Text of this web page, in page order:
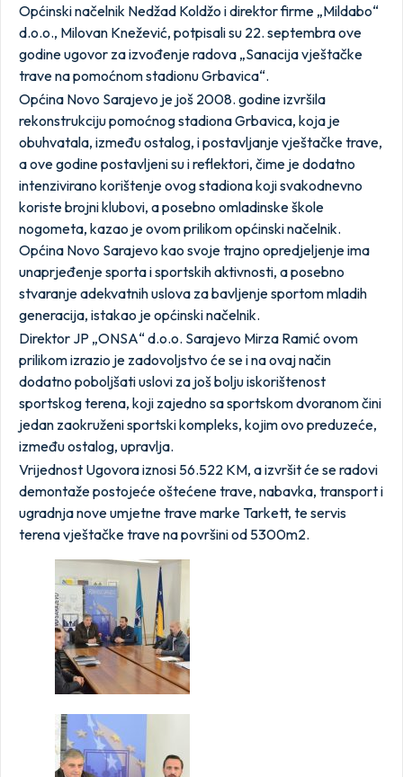
Općinski načelnik Nedžad Koldžo i direktor firme „Mildabo“
d.o.o., Milovan Knežević, potpisali su 22. septembra ove
godine ugovor za izvođenje radova „Sanacija vještačke
trave na pomoćnom stadionu Grbavica“.
Općina Novo Sarajevo je još 2008. godine izvršila
rekonstrukciju pomoćnog stadiona Grbavica, koja je
obuhvatala, između ostalog, i postavljanje vještačke trave,
a ove godine postavljeni su i reflektori, čime je dodatno
intenzivirano korištenje ovog stadiona koji svakodnevno
koriste brojni klubovi, a posebno omladinske škole
nogometa, kazao je ovom prilikom općinski načelnik.
Općina Novo Sarajevo kao svoje trajno opredjeljenje ima
unaprjeđenje sporta i sportskih aktivnosti, a posebno
stvaranje adekvatnih uslova za bavljenje sportom mladih
generacija, istakao je općinski načelnik.
Direktor JP „ONSA“ d.o.o. Sarajevo Mirza Ramić ovom
prilikom izrazio je zadovoljstvo će se i na ovaj način
dodatno poboljšati uslovi za još bolju iskorištenost
sportskog terena, koji zajedno sa sportskom dvoranom čini
jedan zaokruženi sportski kompleks, kojim ovo preduzeće,
između ostalog, upravlja.
Vrijednost Ugovora iznosi 56.522 KM, a izvršit će se radovi
demontaže postojeće oštećene trave, nabavka, transport i
ugradnja nove umjetne trave marke Tarkett, te servis
terena vještačke trave na površini od 5300m2.